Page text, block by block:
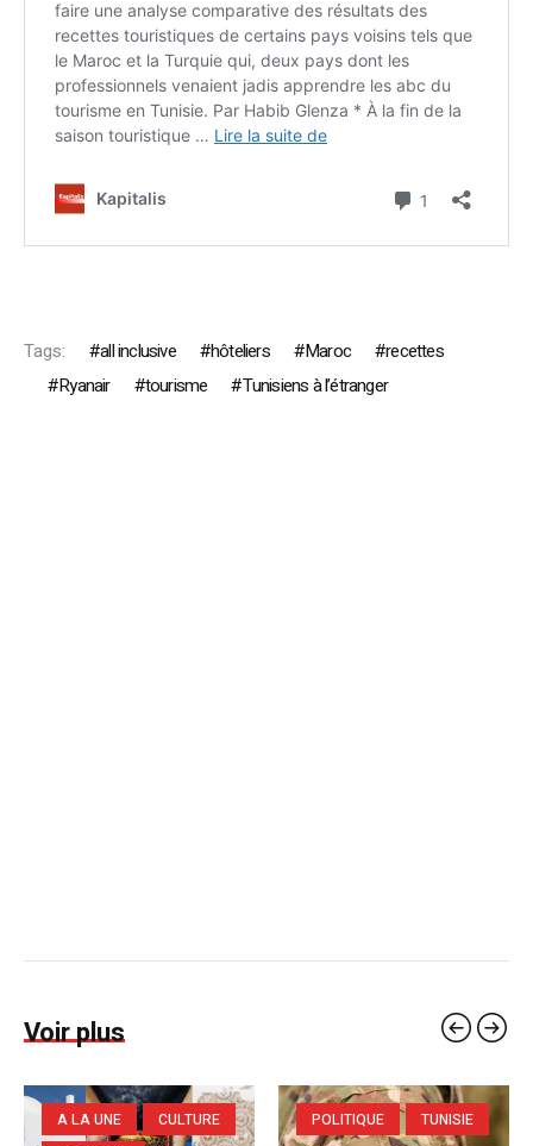
Tags: all inclusive hôteliers Maroc
recettes
Ryanair
tourisme Tunisiens à l’étranger
Voir plus
A LA UNE
CULTURE
POLITIQUE TUNISIE